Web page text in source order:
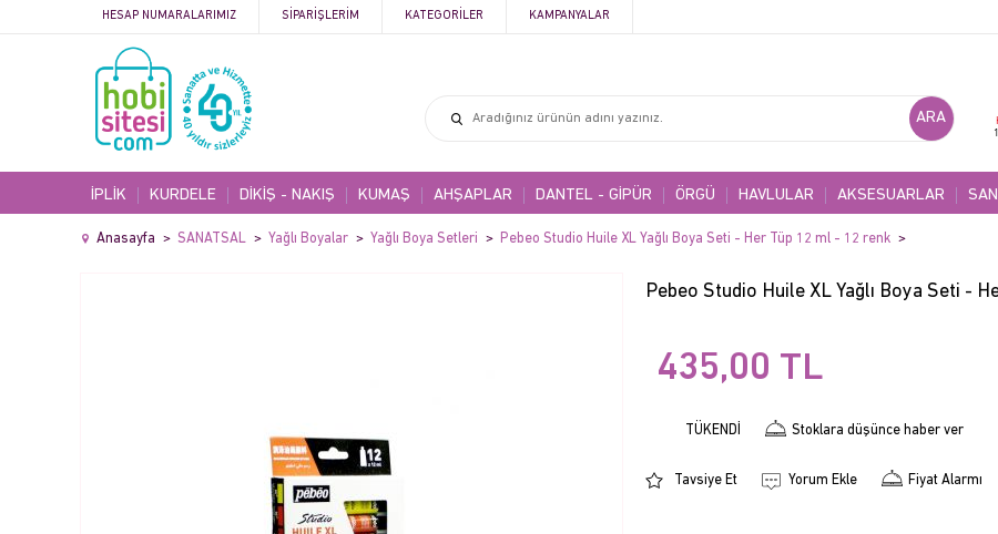
HESAP NUMARALARIMIZ SIPARIŞLERIM KATEGORILER KAMPANYALAR
İPLİK KURDELE DİKİŞ - NAKIŞ KUMAŞ AHŞAPLAR DANTEL - GİPÜR ÖRGÜ HAVLULAR AKSESUARLAR
Anasayfa SANATSAL Yağlı Boyalar Yağlı Boya Setleri Pebeo Studio Huile XL Yağlı Boya Seti - Her Tüp 12 ml - 12 renk
Pebeo Studio Huile XL Yağlı Boya Seti -
435,00 TL
TÜKENDİ Stoklara düşünce haber ver
Tavsiye Et Yorum Ekle Fiyat Alarmı